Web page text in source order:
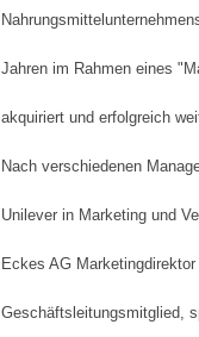
Jahren im Rahmen eines
akquiriert und erfolgreich
Nach verschiedenen
Unilever in Marketing und
Eckes AG Marketingdirektor
Geschäftsleitungsmitglied,